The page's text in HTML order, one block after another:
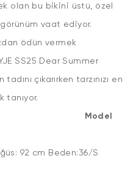
olan bu bikini üstü, özel
görünüm vaat ediyor.
ödün vermek
SS25 Dear Summer
çıkarırken tarzınızı en
olanak tanıyor.
Model
92 cm Beden:36/S